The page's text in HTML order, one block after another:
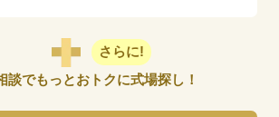
さらに!
談でもっとおトクに式場探し！